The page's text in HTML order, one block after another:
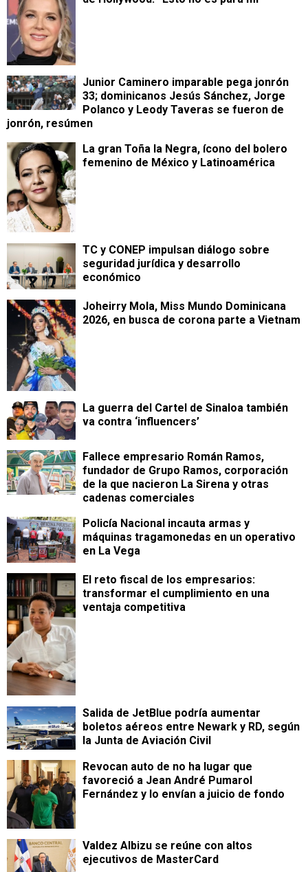
Junior Caminero imparable pega jonrón
33; dominicanos Jesús Sánchez, Jorge
Polanco y Leody Taveras se fueron de
jonrón, resúmen
La gran Toña la Negra, ícono del bolero
femenino de México y Latinoamérica
TC y CONEP impulsan diálogo sobre
seguridad jurídica y desarrollo
económico
Joheirry Mola, Miss Mundo Dominicana
2026, en busca de corona parte a Vietnam
La guerra del Cartel de Sinaloa también
va contra ‘influencers’
Fallece empresario Román Ramos,
fundador de Grupo Ramos, corporación
de la que nacieron La Sirena y otras
cadenas comerciales
Policía Nacional incauta armas y
máquinas tragamonedas en un operativo
en La Vega
​El reto fiscal de los empresarios:
transformar el cumplimiento en una
ventaja competitiva
Salida de JetBlue podría aumentar
boletos aéreos entre Newark y RD, según
la Junta de Aviación Civil
Revocan auto de no ha lugar que
favoreció a Jean André Pumarol
Fernández y lo envían a juicio de fondo
Valdez Albizu se reúne con altos
ejecutivos de MasterCard